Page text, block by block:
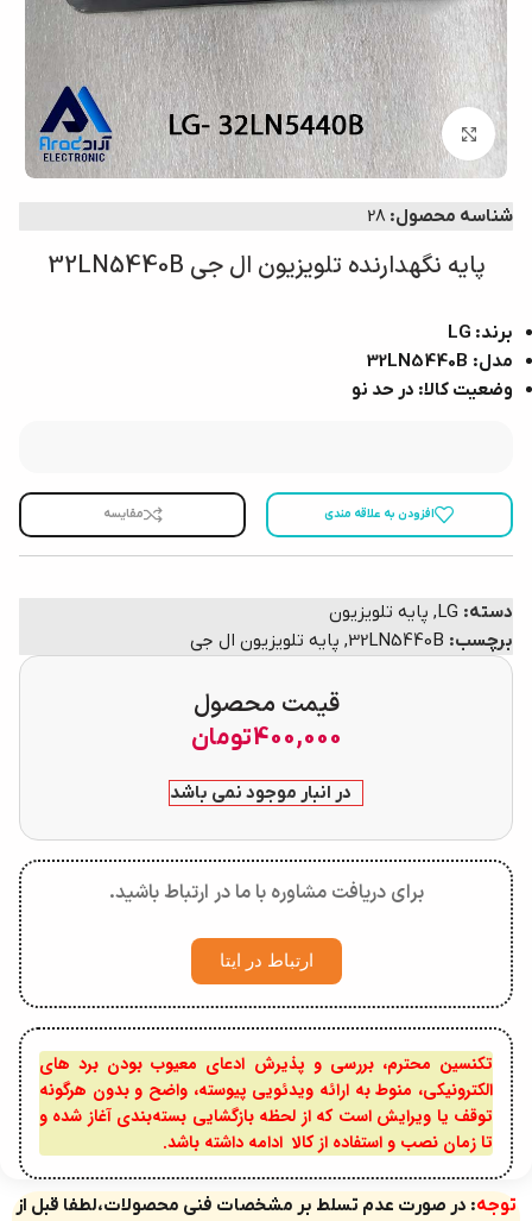
بزرگنمایی تصویر
شناسه محصول: 28
پایه نگهدارنده تلویزیون ال جی 32LN5440B
برند: LG
مدل:
وضعیت کالا: در حد نو
افزودن به علاقه مندی مقایسه
دسته: LG
, پایه تلویزیون
برچسب: 32LN5440B
, پایه تلویزیون ال جی
قیمت محصول
400,000تومان
در انبار موجود نمی باشد
برای دریافت مشاوره با ما در ارتباط باشید.
ارتباط در ایتا
تکنسین محترم، بررسی و پذیرش ادعای معیوب بودن برد های
الکترونیکی، منوط به ارائه ویدئویی پیوسته، واضح و بدون هرگونه
توقف یا ویرایش است که از لحظه بازگشایی بسته‌بندی آغاز شده و
تا زمان نصب و استفاده از کالا ادامه داشته باشد.
توجه: در صورت عدم تسلط بر مشخصات فنی محصولات،لطفا قبل از